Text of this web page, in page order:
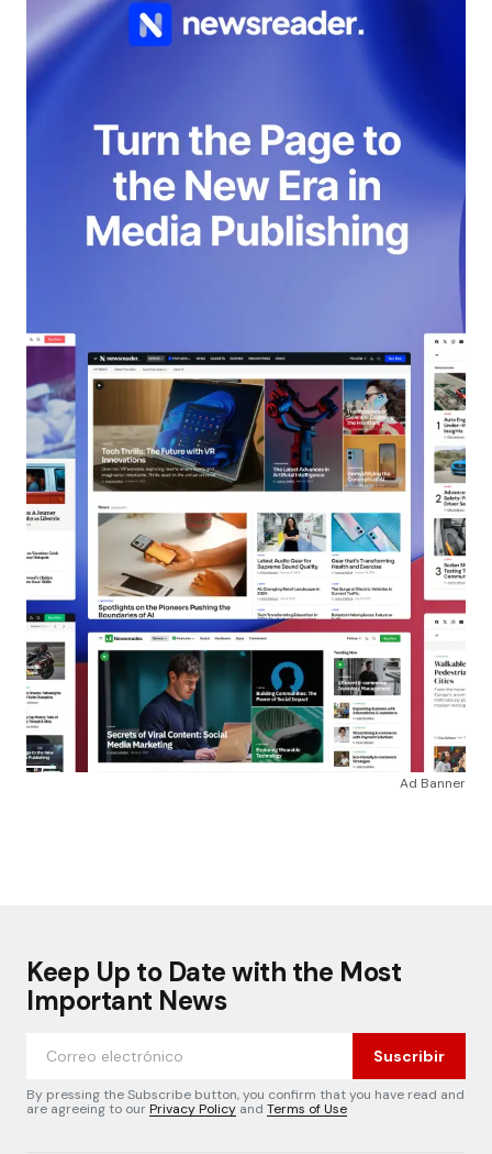
Ad Banner
Keep Up to Date with the Most
Important News
Suscribir
By pressing the Subscribe button, you confirm that you have read and
are agreeing to ourPrivacy Policy and Terms of Use